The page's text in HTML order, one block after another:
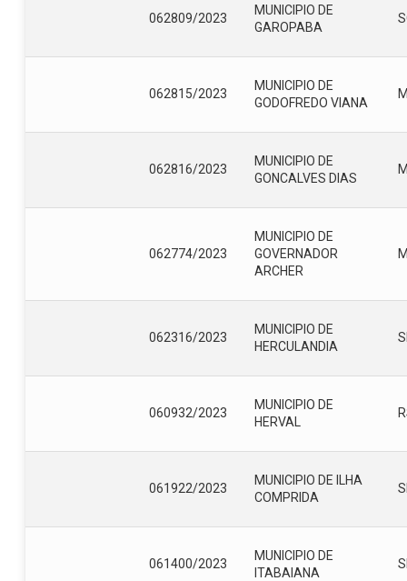
062809/2023
MUNICIPIO DE
GAROPABA
062815/2023
MUNICIPIO DE
GODOFREDO VIANA
062816/2023
MUNICIPIO DE
GONCALVES DIAS
062774/2023
MUNICIPIO DE
GOVERNADOR
ARCHER
062316/2023
MUNICIPIO DE
HERCULANDIA
060932/2023
MUNICIPIO DE
HERVAL
061922/2023
MUNICIPIO DE ILHA
COMPRIDA
061400/2023
MUNICIPIO DE
ITABAIANA